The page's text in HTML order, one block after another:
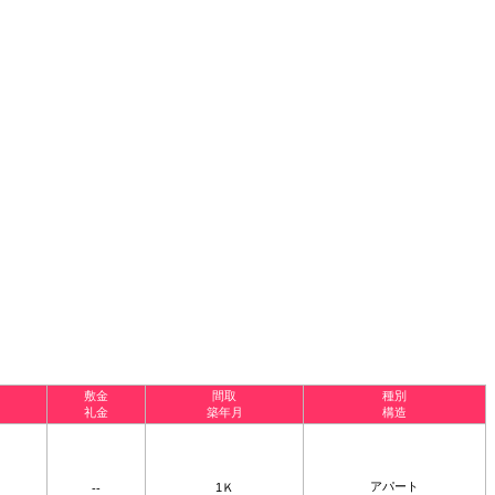
敷金
礼金
間取
築年月
種別
構造
--
1Ｋ
アパート